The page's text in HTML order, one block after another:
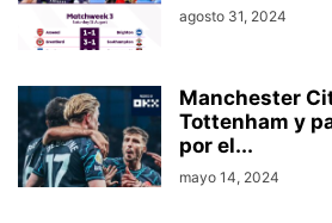
agosto 31, 2024
Manchester
Tottenham y
por el...
mayo 14, 2024